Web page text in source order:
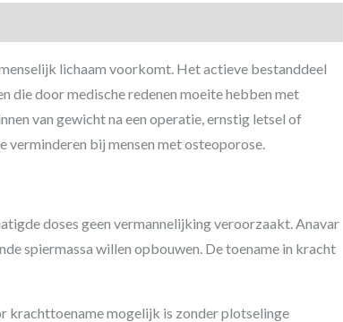
lichaam voorkomt. Het actieve bestanddeel
die door medische redenen moeite hebben met
van gewicht na een operatie, ernstig letsel of
bij mensen met osteoporose.
doses geen vermannelijking veroorzaakt. Anavar
spiermassa willen opbouwen. De toename in kracht
krachttoename mogelijk is zonder plotselinge